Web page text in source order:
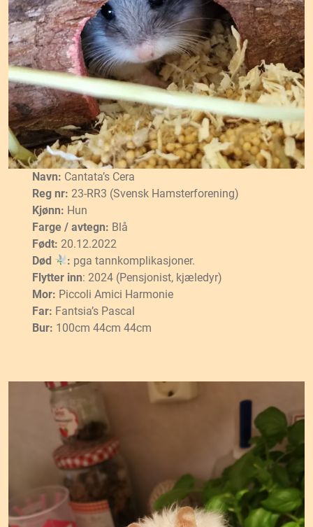
Navn: Cantata’s Cera
Reg nr: 23-RR3 (Svensk Hamsterforening)
Kjønn: Hun
Farge / avtegn: Blå
Født: 20.12.2022
Død
: pga tannkomplikasjoner.
Flytter inn: 2024 (Pensjonist, kjæledyr)
Mor: Piccoli Amici Harmonie
Far: Fantsia’s Pascal
Bur: 100cm 44cm 44cm